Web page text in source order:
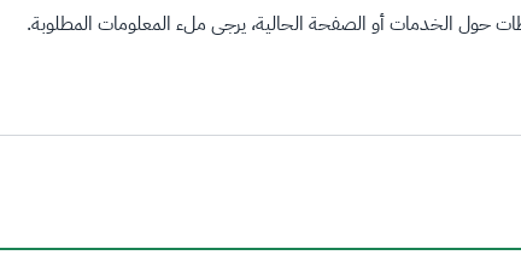
حول الخدمات أو الصفحة الحالية، يرجى ملء المعلومات المطلوبة.